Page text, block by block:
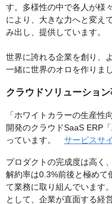
す。多様性の中で各人が様
により、大きな力へと変え
み出し、提供しています。
世界に誇れる企業を創り、
一緒に世界のオロを作りま
クラウドソリューション
「ホワイトカラーの生産性
開発のクラウドSaaS ERP
っています。 サービスサ
プロダクトの完成度は高く
解約率は0.3%前後と極めて
て業務に取り組んでいます
として、企業が直面する経